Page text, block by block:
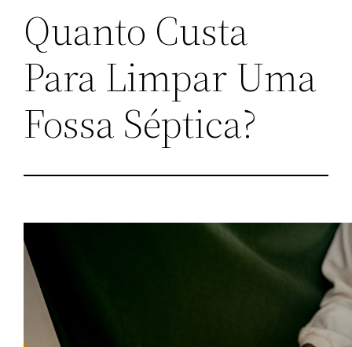
Quanto Custa
Para Limpar Uma
Fossa Séptica?